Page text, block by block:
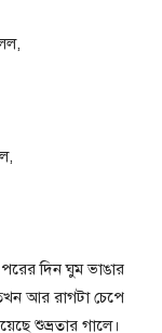
দিন ঘুম ভাঙার
আর রাগটা চেপে
শুভ্রতার গালে।